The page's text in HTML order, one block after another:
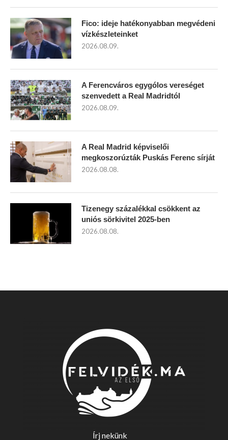
Fico: ideje hatékonyabban megvédeni
vízkészleteinket
2026.08.09.
A Ferencváros egygólos vereséget
szenvedett a Real Madridtól
2026.08.09.
A Real Madrid képviselői
megkoszorúzták Puskás Ferenc sírját
2026.08.08.
Tizenegy százalékkal csökkent az
uniós sörkivitel 2025-ben
2026.08.08.
Írj nekünk